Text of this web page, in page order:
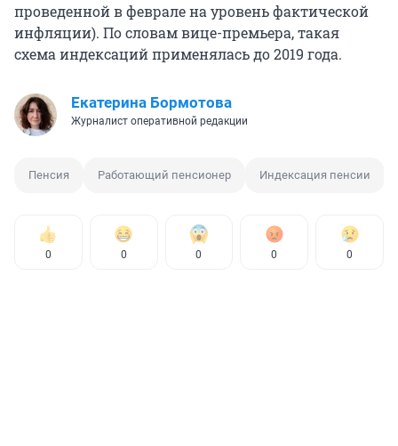
проведенной в феврале на уровень фактической
инфляции). По словам вице-премьера, такая
схема индексаций применялась до 2019 года.
Екатерина Бормотова
Журналист оперативной редакции
Пенсия Работающий пенсионер Индексация пенсии
0 0 0 0 0